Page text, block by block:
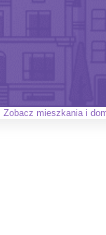
Zobacz mieszkania i